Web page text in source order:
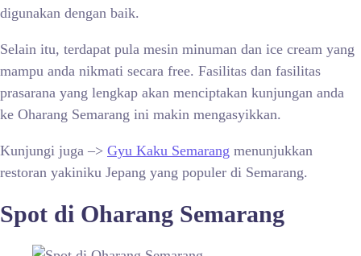
digunakan dengan baik.
Selain itu, terdapat pula mesin minuman dan ice cream yang
mampu anda nikmati secara free. Fasilitas dan fasilitas
prasarana yang lengkap akan menciptakan kunjungan anda
ke Oharang Semarang ini makin mengasyikkan.
Kunjungi juga –> Gyu Kaku Semarang menunjukkan
restoran yakiniku Jepang yang populer di Semarang.
Spot di Oharang Semarang